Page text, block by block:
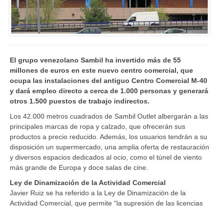
El grupo venezolano Sambil ha invertido más de 55
millones de euros en este nuevo centro comercial, que
ocupa las instalaciones del antiguo Centro Comercial M-40
y dará empleo directo a cerca de 1.000 personas y generará
otros 1.500 puestos de trabajo indirectos.
Los 42.000 metros cuadrados de Sambil Outlet albergarán a las
principales marcas de ropa y calzado, que ofrecerán sus
productos a precio reducido. Además, los usuarios tendrán a su
disposición un supermercado, una amplia oferta de restauración
y diversos espacios dedicados al ocio, como el túnel de viento
más grande de Europa y doce salas de cine.
Ley de Dinamización de la Actividad Comercial
Javier Ruiz se ha referido a la Ley de Dinamización de la
Actividad Comercial, que permite “la supresión de las licencias